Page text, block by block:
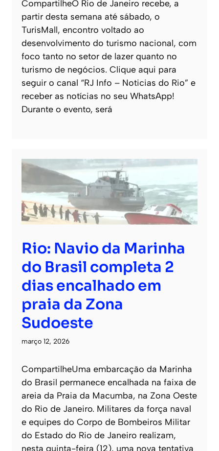
CompartilheO Rio de Janeiro recebe, a
partir desta semana até sábado, o
TurisMall, encontro voltado ao
desenvolvimento do turismo nacional, com
foco tanto no setor de lazer quanto no
turismo de negócios. Clique aqui para
seguir o canal “RJ Info – Noticias do Rio” e
receber as notícias no seu WhatsApp!
Durante o evento, será
Rio: Navio da Marinha
do Brasil completa 2
dias encalhado em
praia da Zona
Sudoeste
março 12, 2026
CompartilheUma embarcação da Marinha
do Brasil permanece encalhada na faixa de
areia da Praia da Macumba, na Zona Oeste
do Rio de Janeiro. Militares da força naval
e equipes do Corpo de Bombeiros Militar
do Estado do Rio de Janeiro realizam,
nesta quinta-feira (12), uma nova tentativa